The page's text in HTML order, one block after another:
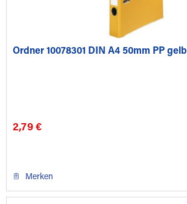
Ordner 10078301 DIN A4 50mm PP gelb
2,79 €
Merken